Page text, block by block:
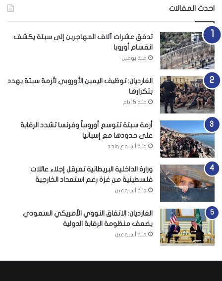
احدث المقالات
تدفق عشرات آلاف المهاجرين إلى سبتة يكشف
انقسام أوروبا
منذ يومين
الغارديان: توظيف اليمين الأوروبي لأزمة سبتة يهدد
بتكرارها
منذ 5 أيام
أزمة سبتة تتوسع أوروبياً وفرنسا تشدد الرقابة
على حدودها مع إسبانيا
منذ أسبوع واحد
وزارة الداخلية البريطانية تعرقل إجلاء عائلات
فلسطينية من غزة رغم استعداد الخارجية
منذ أسبوعين
الغارديان: الاتفاق النووي الأمريكي السعودي
يضعف منظومة الرقابة الدولية
منذ أسبوعين